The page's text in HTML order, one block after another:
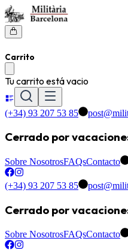
Carrito
Tu carrito está vacio
(+34) 93 207 53 85
Cerrado por
Sobre NosotrosFAQsContacto
(+34) 93 207 53 85
Cerrado por
Sobre NosotrosFAQsContacto